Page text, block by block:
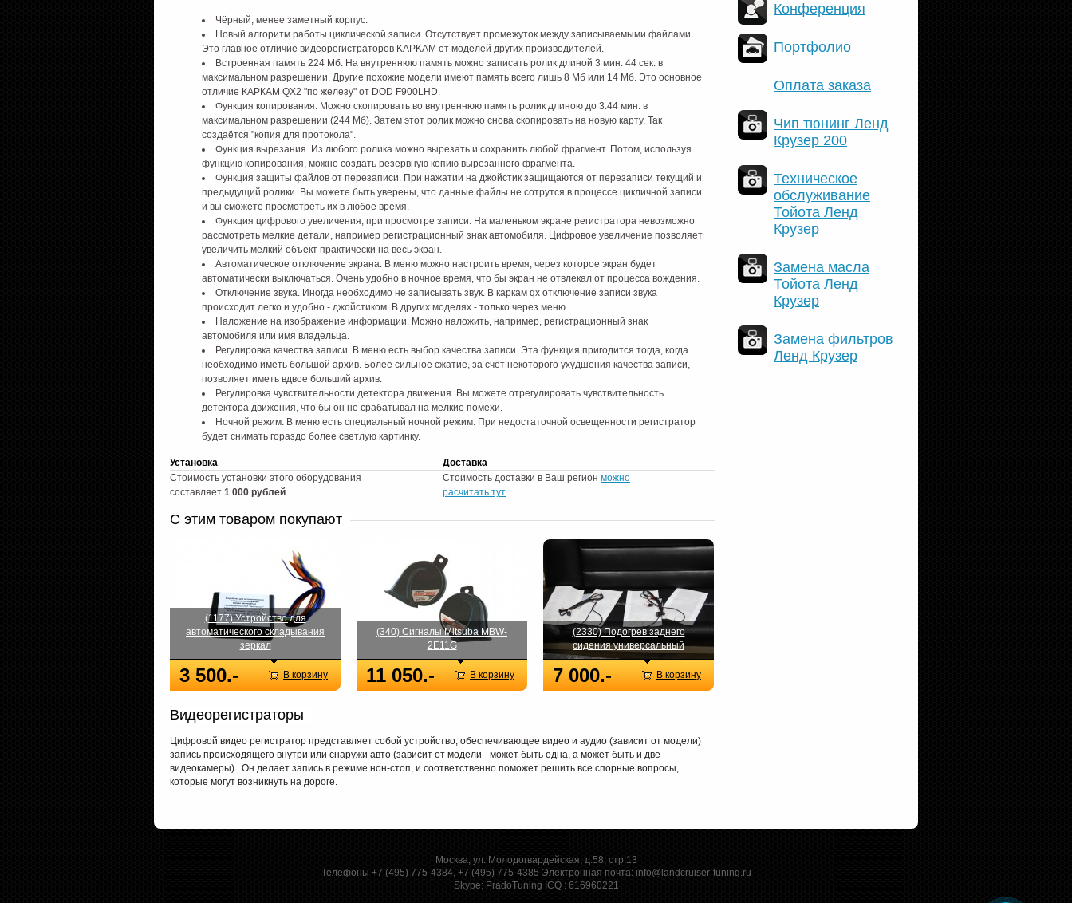
Чёрный, менее заметный корпус.
Новый алгоритм работы циклической записи. Отсутствует промежуток между записываемыми файлами.
Это главное отличие видеорегистраторов KAPKAM от моделей других производителей.
Встроенная память 224 Мб. На внутреннюю память можно записать ролик длиной 3 мин. 44 сек. в
максимальном разрешении. Другие похожие модели имеют память всего лишь 8 Мб или 14 Мб. Это основное
отличие КАРКАМ QX2 "по железу" от DOD F900LHD.
Функция копирования. Можно скопировать во внутреннюю память ролик длиною до 3.44 мин. в
максимальном разрешении (244 Мб). Затем этот ролик можно снова скопировать на новую карту. Так
создаётся "копия для протокола".
Функция вырезания. Из любого ролика можно вырезать и сохранить любой фрагмент. Потом, используя
функцию копирования, можно создать резервную копию вырезанного фрагмента.
Функция защиты файлов от перезаписи. При нажатии на джойстик защищаются от перезаписи текущий и
предыдущий ролики. Вы можете быть уверены, что данные файлы не сотрутся в процессе цикличной записи
и вы сможете просмотреть их в любое время.
Функция цифрового увеличения, при просмотре записи. На маленьком экране регистратора невозможно
рассмотреть мелкие детали, например регистрационный знак автомобиля. Цифровое увеличение позволяет
увеличить мелкий объект практически на весь экран.
Автоматическое отключение экрана. В меню можно настроить время, через которое экран будет
автоматически выключаться. Очень удобно в ночное время, что бы экран не отвлекал от процесса вождения.
Отключение звука. Иногда необходимо не записывать звук. В каркам qx отключение записи звука
происходит легко и удобно - джойстиком. В других моделях - только через меню.
Наложение на изображение информации. Можно наложить, например, регистрационный знак
автомобиля или имя владельца.
Регулировка качества записи. В меню есть выбор качества записи. Эта функция пригодится тогда, когда
необходимо иметь большой архив. Более сильное сжатие, за счёт некоторого ухудшения качества записи,
позволяет иметь вдвое больший архив.
Регулировка чувствительности детектора движения. Вы можете отрегулировать чувствительность
детектора движения, что бы он не срабатывал на мелкие помехи.
Ночной режим. В меню есть специальный ночной режим. При недостаточной освещенности регистратор
будет снимать гораздо более светлую картинку.
Установка
Доставка
Стоимость установки этого оборудования
составляет 1 000 рублей
Стоимость доставки в Ваш регион можно
расчитать тут
С этим товаром покупают
(1177) Устройство для
автоматического складывания
зеркал
3 500.- В корзину
(340) Сигналы Mitsuba MBW-
2E11G
11 050.- В корзину
(2330) Подогрев заднего
сидения универсальный
7 000.- В корзину
Видеорегистраторы
Цифровой видео регистратор представляет собой устройство, обеспечивающее видео и аудио (зависит от модели)
запись происходящего внутри или снаружи авто (зависит от модели - может быть одна, а может быть и две
видеокамеры). Он делает запись в режиме нон-стоп, и соответственно поможет решить все спорные вопросы,
которые могут возникнуть на дороге.
Конференция
Портфолио
Оплата заказа
Чип тюнинг Ленд
Крузер 200
Техническое
обслуживание
Тойота Ленд
Крузер
Замена масла
Тойота Ленд
Крузер
Замена фильтров
Ленд Крузер
Москва, ул. Молодогвардейская, д.58, стр.13
Телефоны +7 (495) 775-4384, +7 (495) 775-4385 Электронная почта: info@landcruiser-tuning.ru
Skype: PradoTuning ICQ : 616960221